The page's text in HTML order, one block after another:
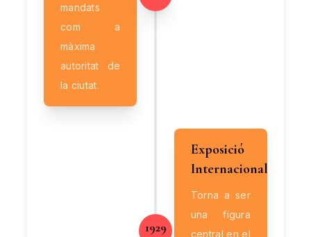
mandats
com a
màxima
autoritat de
la ciutat.
1929
Exposició
Internacional
Torna a ser
una figura
central en el